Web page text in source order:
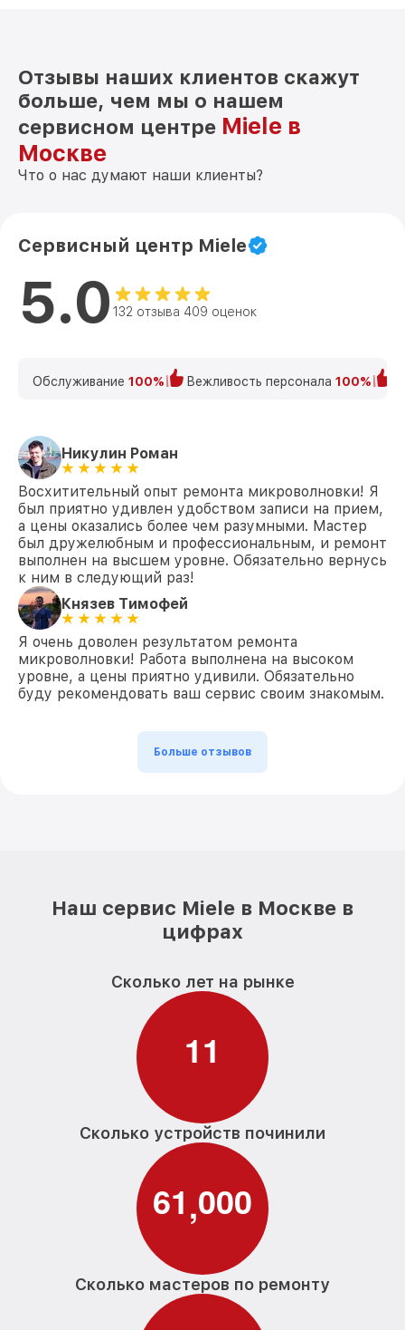
Отзывы наших клиентов скажут
больше, чем мы о нашем
сервисном центре Miele в
Москве
Что о нас думают наши клиенты?
Сервисный центр Miele
5.0 132 отзыва 409 оценок
Обслуживание 100% Вежливость персонала 100%
Никулин Роман
Восхитительный опыт ремонта микроволновки! Я
был приятно удивлен удобством записи на прием,
а цены оказались более чем разумными. Мастер
был дружелюбным и профессиональным, и ремонт
выполнен на высшем уровне. Обязательно вернусь
к ним в следующий раз!
Князев Тимофей
Я очень доволен результатом ремонта
микроволновки! Работа выполнена на высоком
уровне, а цены приятно удивили. Обязательно
буду рекомендовать ваш сервис своим знакомым.
Больше отзывов
Наш сервис Miele в Москве в
цифрах
Сколько лет на рынке
11
Сколько устройств починили
61,000
Сколько мастеров по ремонту